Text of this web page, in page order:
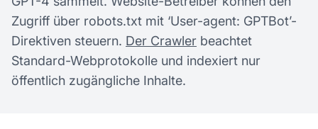
Zugriff über robots.txt mit ‘User-agent: GPTBot’-
Direktiven steuern. Der Crawler beachtet
Standard-Webprotokolle und indexiert nur
öffentlich zugängliche Inhalte.